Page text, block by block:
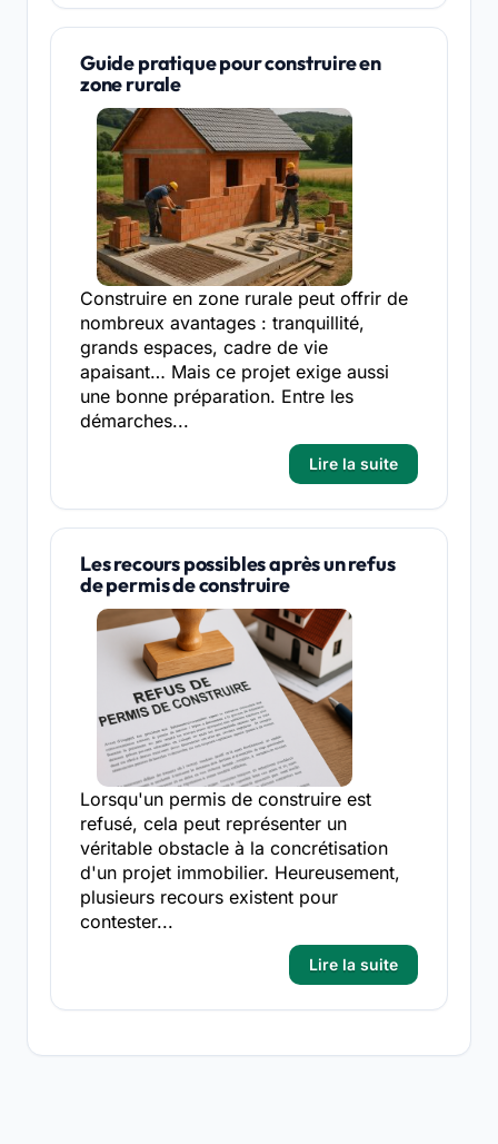
Guide pratique pour construire en
zone rurale
Construire en zone rurale peut offrir de
nombreux avantages : tranquillité,
grands espaces, cadre de vie
apaisant… Mais ce projet exige aussi
une bonne préparation. Entre les
démarches...
Lire la suite
Les recours possibles après un refus
de permis de construire
Lorsqu'un permis de construire est
refusé, cela peut représenter un
véritable obstacle à la concrétisation
d'un projet immobilier. Heureusement,
plusieurs recours existent pour
contester...
Lire la suite